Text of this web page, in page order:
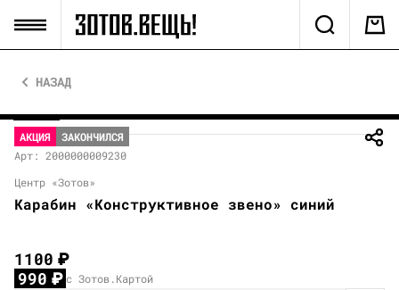
НАЗАД
АКЦИЯ
ЗАКОНЧИЛСЯ
Арт: 2000000009230
Центр «Зотов»
Карабин «Конструктивное звено» синий
1100₽
990₽ с Зотов.Картой